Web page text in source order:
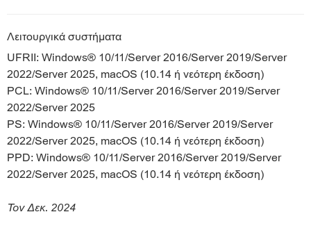
Λειτουργικά συστήματα
UFRII: Windows® 10/11/Server 2016/Server 2019/Server
2022/Server 2025, macOS (10.14 ή νεότερη έκδοση)
PCL: Windows® 10/11/Server 2016/Server 2019/Server
2022/Server 2025
PS: Windows® 10/11/Server 2016/Server 2019/Server
2022/Server 2025, macOS (10.14 ή νεότερη έκδοση)
PPD: Windows® 10/11/Server 2016/Server 2019/Server
2022/Server 2025, macOS (10.14 ή νεότερη έκδοση)
Τον Δεκ. 2024